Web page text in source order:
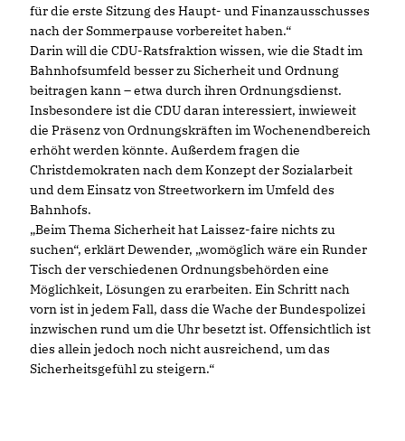
für die erste Sitzung des Haupt- und Finanzausschusses
nach der Sommerpause vorbereitet haben.“
Darin will die CDU-Ratsfraktion wissen, wie die Stadt im
Bahnhofsumfeld besser zu Sicherheit und Ordnung
beitragen kann – etwa durch ihren Ordnungsdienst.
Insbesondere ist die CDU daran interessiert, inwieweit
die Präsenz von Ordnungskräften im Wochenendbereich
erhöht werden könnte. Außerdem fragen die
Christdemokraten nach dem Konzept der Sozialarbeit
und dem Einsatz von Streetworkern im Umfeld des
Bahnhofs.
Beim Thema Sicherheit hat Laissez-faire nichts zu
suchen“, erklärt Dewender, „womöglich wäre ein Runder
Tisch der verschiedenen Ordnungsbehörden eine
Möglichkeit, Lösungen zu erarbeiten. Ein Schritt nach
vorn ist in jedem Fall, dass die Wache der Bundespolizei
inzwischen rund um die Uhr besetzt ist. Offensichtlich ist
dies allein jedoch noch nicht ausreichend, um das
Sicherheitsgefühl zu steigern.“